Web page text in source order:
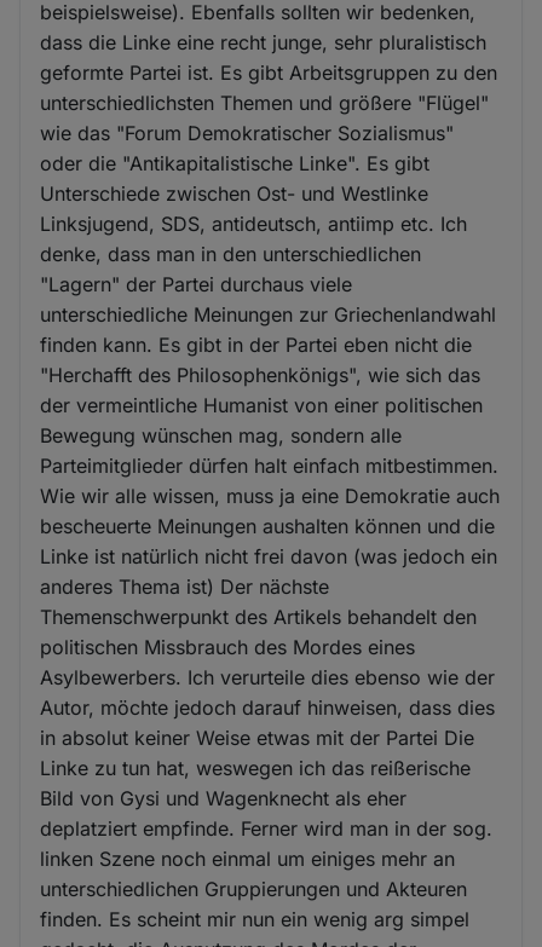
beispielsweise). Ebenfalls sollten wir bedenken,
dass die Linke eine recht junge, sehr pluralistisch
geformte Partei ist. Es gibt Arbeitsgruppen zu den
unterschiedlichsten Themen und größere "Flügel"
wie das "Forum Demokratischer Sozialismus"
oder die "Antikapitalistische Linke". Es gibt
Unterschiede zwischen Ost- und Westlinke
Linksjugend, SDS, antideutsch, antiimp etc. Ich
denke, dass man in den unterschiedlichen
"Lagern" der Partei durchaus viele
unterschiedliche Meinungen zur Griechenlandwahl
finden kann. Es gibt in der Partei eben nicht die
"Herchafft des Philosophenkönigs", wie sich das
der vermeintliche Humanist von einer politischen
Bewegung wünschen mag, sondern alle
Parteimitglieder dürfen halt einfach mitbestimmen.
Wie wir alle wissen, muss ja eine Demokratie auch
bescheuerte Meinungen aushalten können und die
Linke ist natürlich nicht frei davon (was jedoch ein
anderes Thema ist) Der nächste
Themenschwerpunkt des Artikels behandelt den
politischen Missbrauch des Mordes eines
Asylbewerbers. Ich verurteile dies ebenso wie der
Autor, möchte jedoch darauf hinweisen, dass dies
in absolut keiner Weise etwas mit der Partei Die
Linke zu tun hat, weswegen ich das reißerische
Bild von Gysi und Wagenknecht als eher
deplatziert empfinde. Ferner wird man in der sog.
linken Szene noch einmal um einiges mehr an
unterschiedlichen Gruppierungen und Akteuren
finden. Es scheint mir nun ein wenig arg simpel